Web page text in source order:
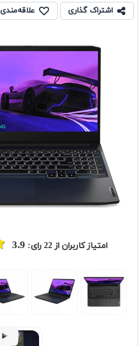
اشتراک گذاری علاقه‌مندی
امتیاز کاربران از22 رای: 3.9